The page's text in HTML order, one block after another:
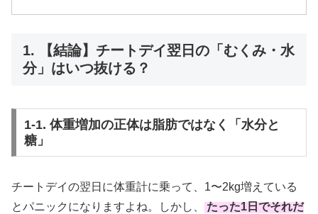
1. 【結論】チートデイ翌日の「むくみ・水
分」はいつ抜ける？
1-1. 体重増加の正体は脂肪ではなく「水分と
糖」
チートデイの翌日に体重計に乗って、1〜2kg増えている
とパニックになりますよね。しかし、
たった1日でそれだ